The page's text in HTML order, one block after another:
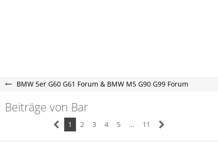
BMW 5er G60 G61 Forum & BMW M5 G90 G99 Forum
Beiträge von Bar
1 2 3 4 5 … 11